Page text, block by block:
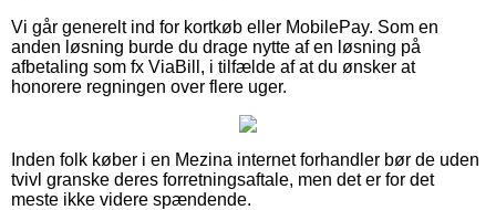
Vi går generelt ind for kortkøb eller MobilePay. Som en
anden løsning burde du drage nytte af en løsning på
afbetaling som fx ViaBill, i tilfælde af at du ønsker at
honorere regningen over flere uger.
Inden folk køber i en Mezina internet forhandler bør de uden
tvivl granske deres forretningsaftale, men det er for det
meste ikke videre spændende.